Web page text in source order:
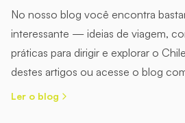
No nosso blog você encontra
interessante — ideias de viagem,
práticas para dirigir e explorar o
destes artigos ou acesse o blog
Ler o blog